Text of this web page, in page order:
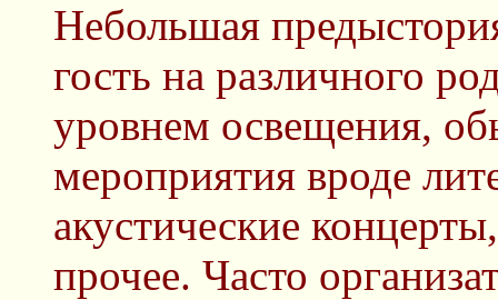
Небольшая
гость на различного
уровнем освещения,
мероприятия вроде
акустические
прочее. Часто